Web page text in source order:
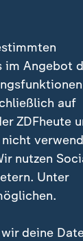
heute 19:00 Uhr:
dauern an
im Angebot
auf
ZDFheute
nutzen
Unter
deine